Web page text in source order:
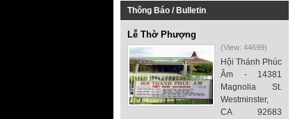
Thông Báo / Bulletin
Lễ Thờ Phượng
(View: 44699)
Hội Thánh Phúc
Âm - 14381
Magnolia St.
Westminster,
CA 92683